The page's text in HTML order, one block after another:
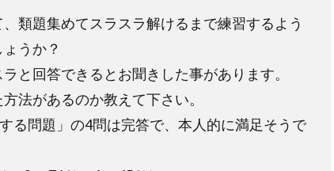
類題集めてスラスラ解けるまで練習するよう
うか？
と回答できるとお聞きした事があります。
法があるのか教えて下さい。
る問題」の4問は完答で、本人的に満足そうで